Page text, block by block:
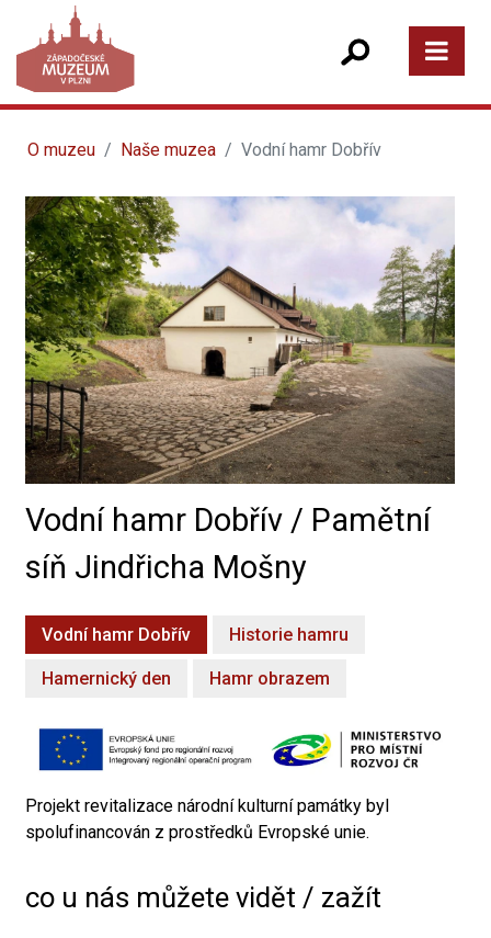
O muzeu Naše muzea Vodní hamr Dobřív
Vodní hamr Dobřív / Pamětní
síň Jindřicha Mošny
Vodní hamr Dobřív Historie hamru
Hamernický den Hamr obrazem
Projekt revitalizace národní kulturní památky byl
spolufinancován z prostředků Evropské unie.
co u nás můžete vidět / zažít